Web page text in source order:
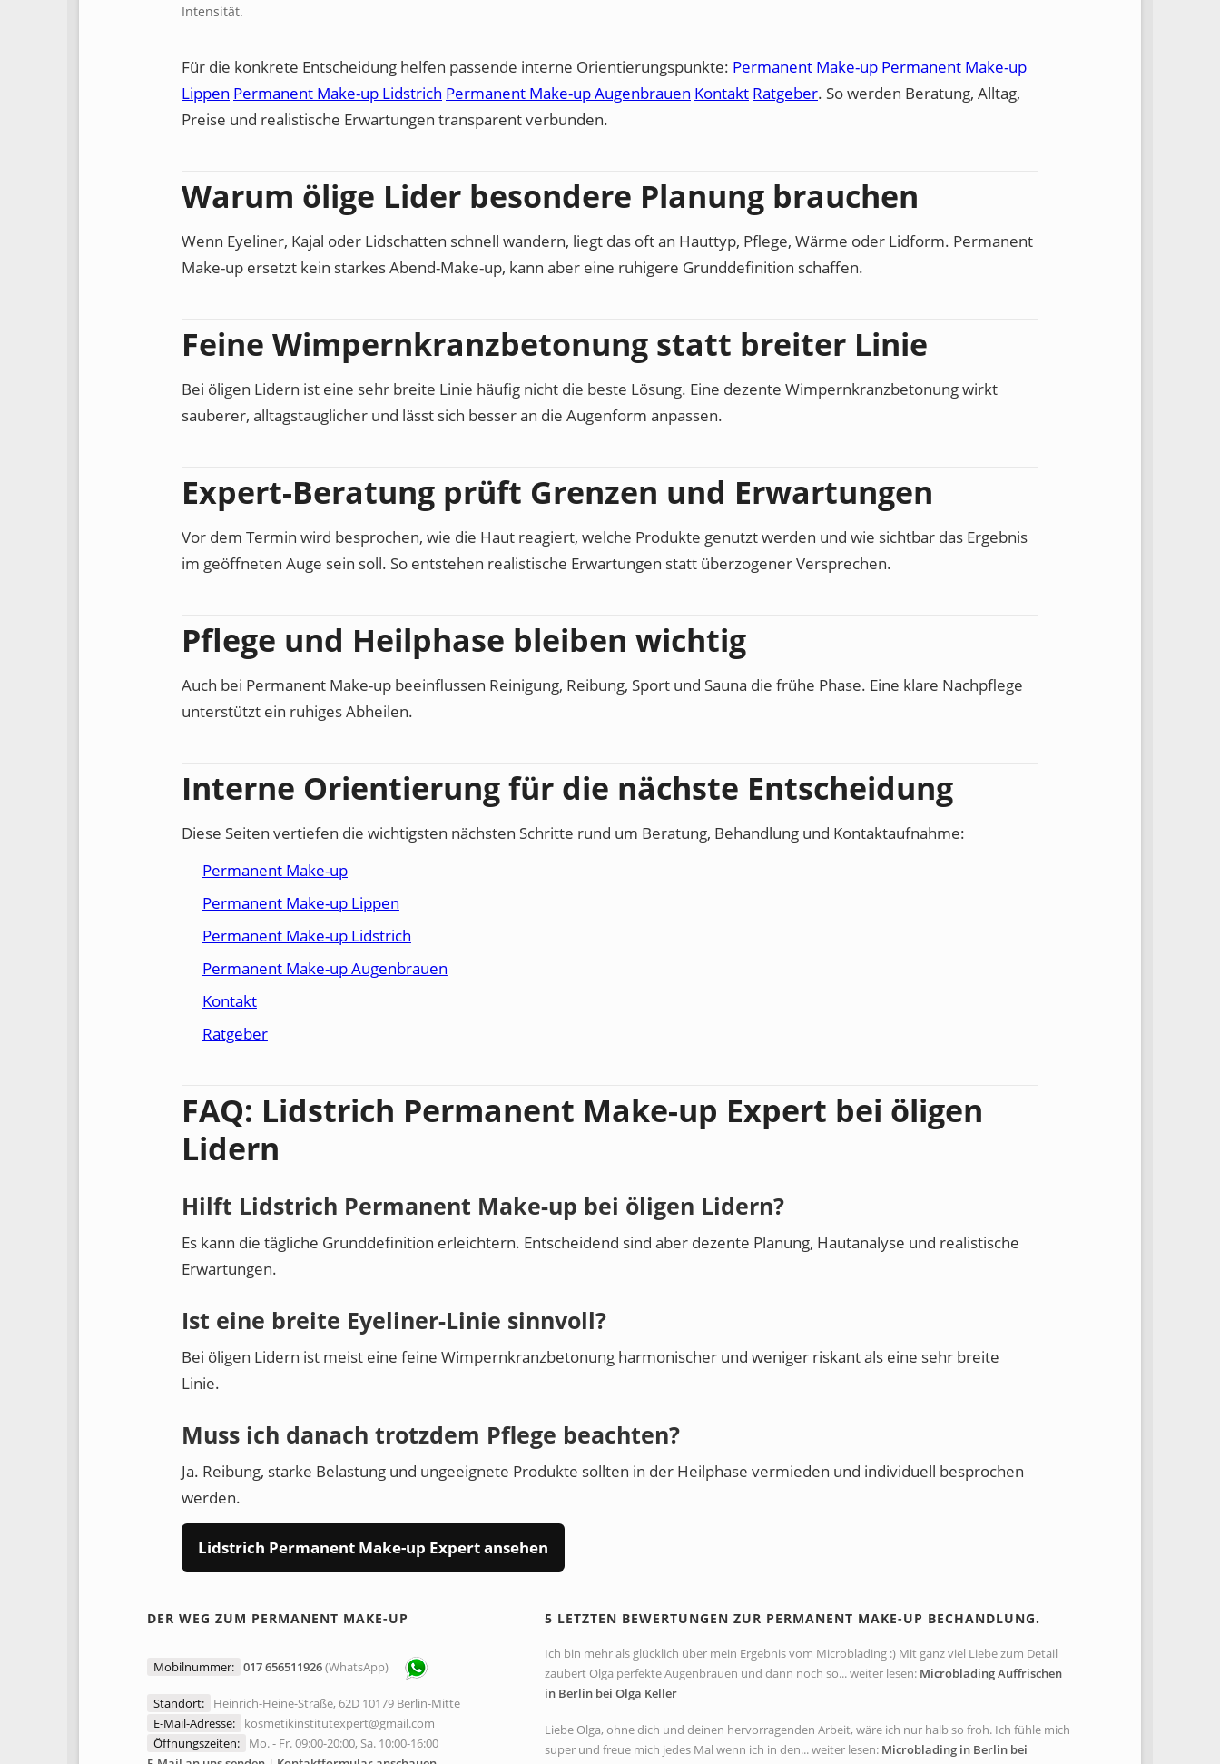
Intensität.
Für die konkrete Entscheidung helfen passende interne Orientierungspunkte: Permanent Make-up Permanent Make-up
Lippen Permanent Make-up Lidstrich Permanent Make-up Augenbrauen Kontakt Ratgeber. So werden Beratung, Alltag,
Preise und realistische Erwartungen transparent verbunden.
Warum ölige Lider besondere Planung brauchen
Wenn Eyeliner, Kajal oder Lidschatten schnell wandern, liegt das oft an Hauttyp, Pflege, Wärme oder Lidform. Permanent
Make-up ersetzt kein starkes Abend-Make-up, kann aber eine ruhigere Grunddefinition schaffen.
Feine Wimpernkranzbetonung statt breiter Linie
Bei öligen Lidern ist eine sehr breite Linie häufig nicht die beste Lösung. Eine dezente Wimpernkranzbetonung wirkt
sauberer, alltagstauglicher und lässt sich besser an die Augenform anpassen.
Expert-Beratung prüft Grenzen und Erwartungen
Vor dem Termin wird besprochen, wie die Haut reagiert, welche Produkte genutzt werden und wie sichtbar das Ergebnis
im geöffneten Auge sein soll. So entstehen realistische Erwartungen statt überzogener Versprechen.
Pflege und Heilphase bleiben wichtig
Auch bei Permanent Make-up beeinflussen Reinigung, Reibung, Sport und Sauna die frühe Phase. Eine klare Nachpflege
unterstützt ein ruhiges Abheilen.
Interne Orientierung für die nächste Entscheidung
Diese Seiten vertiefen die wichtigsten nächsten Schritte rund um Beratung, Behandlung und Kontaktaufnahme:
Permanent Make-up
Permanent Make-up Lippen
Permanent Make-up Lidstrich
Permanent Make-up Augenbrauen
Kontakt
Ratgeber
FAQ: Lidstrich Permanent Make-up Expert bei öligen
Lidern
Hilft Lidstrich Permanent Make-up bei öligen Lidern?
Es kann die tägliche Grunddefinition erleichtern. Entscheidend sind aber dezente Planung, Hautanalyse und realistische
Erwartungen.
Ist eine breite Eyeliner-Linie sinnvoll?
Bei öligen Lidern ist meist eine feine Wimpernkranzbetonung harmonischer und weniger riskant als eine sehr breite
Linie.
Muss ich danach trotzdem Pflege beachten?
Ja. Reibung, starke Belastung und ungeeignete Produkte sollten in der Heilphase vermieden und individuell besprochen
werden.
Lidstrich Permanent Make-up Expert ansehen
DER WEG ZUM PERMANENT MAKE-UP
Mobilnummer: 017 656511926(WhatsApp)
Standort:
Heinrich-Heine-Straße, 62D 10179 Berlin-Mitte
E-Mail-Adresse:
kosmetikinstitutexpert@gmail.com
Öffnungszeiten:
Mo. - Fr. 09:00-20:00, Sa. 10:00-16:00
5 LETZTEN BEWERTUNGEN ZUR PERMANENT MAKE-UP BECHANDLUNG.
Ich bin mehr als glücklich über mein Ergebnis vom Microblading :) Mit ganz viel Liebe zum Detail
zaubert Olga perfekte Augenbrauen und dann noch so... weiter lesen: Microblading Auffrischen
in Berlin bei Olga Keller
Liebe Olga, ohne dich und deinen hervorragenden Arbeit, wäre ich nur halb so froh. Ich fühle mich
super und freue mich jedes Mal wenn ich in den... weiter lesen: Microblading in Berlin bei